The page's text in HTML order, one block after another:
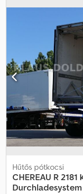
emelőtengely, 39
esetén): 0726617 *
légrugós *
alumínium padló * 2 x
Tárolórekesz, bal
Duomatik Hűtőegység:
Üzemóra (dízel): 2085
(rakter/rakfelület)
2470 mm Rakter
385 / 55 R 22,5, 30%,
22,5, 30%, légrugós 3.
46 900 EUR + 19%
telefonszámokon érhet
francia, lengyel és...?
Hűtős pótkocsi
CHEREAU R 2181
Durchladesystem